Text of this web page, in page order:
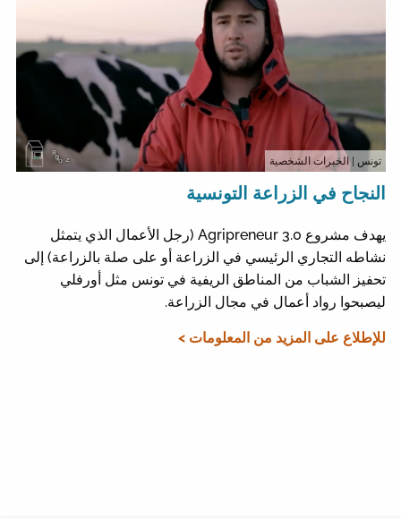
تونس | الخبرات الشخصية
النجاح في الزراعة التونسية
يهدف مشروع Agripreneur 3.0 (رجل الأعمال الذي يتمثل
نشاطه التجاري الرئيسي في الزراعة أو على صلة بالزراعة) إلى
تحفيز الشباب من المناطق الريفية في تونس مثل أورفلي
ليصبحوا رواد أعمال في مجال الزراعة.
للإطلاع على المزيد من المعلومات >